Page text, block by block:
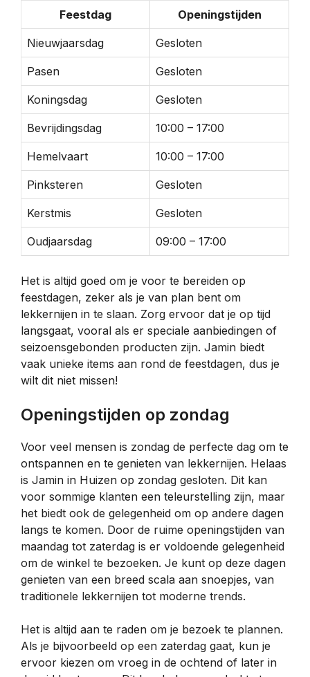
Feestdag Openingstijden
Nieuwjaarsdag Gesloten
Pasen Gesloten
Koningsdag Gesloten
Bevrijdingsdag 10:00 – 17:00
Hemelvaart 10:00 – 17:00
Pinksteren Gesloten
Kerstmis Gesloten
Oudjaarsdag 09:00 – 17:00
Het is altijd goed om je voor te bereiden op
feestdagen, zeker als je van plan bent om
lekkernijen in te slaan. Zorg ervoor dat je op tijd
langsgaat, vooral als er speciale aanbiedingen of
seizoensgebonden producten zijn. Jamin biedt
vaak unieke items aan rond de feestdagen, dus je
wilt dit niet missen!
Openingstijden op zondag
Voor veel mensen is zondag de perfecte dag om te
ontspannen en te genieten van lekkernijen. Helaas
is Jamin in Huizen op zondag gesloten. Dit kan
voor sommige klanten een teleurstelling zijn, maar
het biedt ook de gelegenheid om op andere dagen
langs te komen. Door de ruime openingstijden van
maandag tot zaterdag is er voldoende gelegenheid
om de winkel te bezoeken. Je kunt op deze dagen
genieten van een breed scala aan snoepjes, van
traditionele lekkernijen tot moderne trends.
Het is altijd aan te raden om je bezoek te plannen.
Als je bijvoorbeeld op een zaterdag gaat, kun je
ervoor kiezen om vroeg in de ochtend of later in